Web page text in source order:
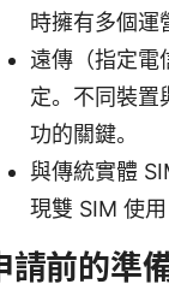
時擁有多個運
遠傳（指定電
定。不同裝置
功的關鍵。
與傳統實體
現雙 SIM 使
請前的準